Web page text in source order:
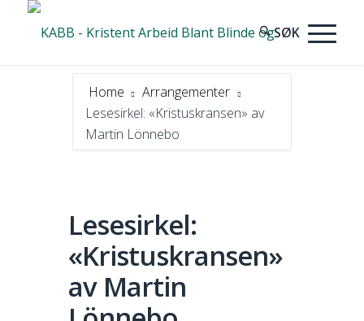
Home
Arrangementer
Lesesirkel: «Kristuskransen» av
Martin Lönnebo
Lesesirkel:
«Kristuskransen»
av Martin